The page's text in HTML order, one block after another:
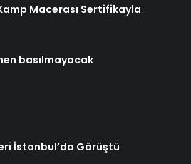
Macerası Sertifikayla
basılmayacak
İstanbul’da Görüştü